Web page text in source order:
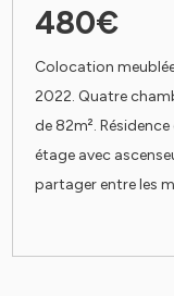
480€
Colocation
2022. Quatre
de 82m².
étage avec
partager entre les